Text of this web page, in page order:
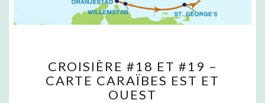
R
O
I
CROISIÈRE #18 ET #19 –
CARTE CARAÏBES EST ET
OUEST